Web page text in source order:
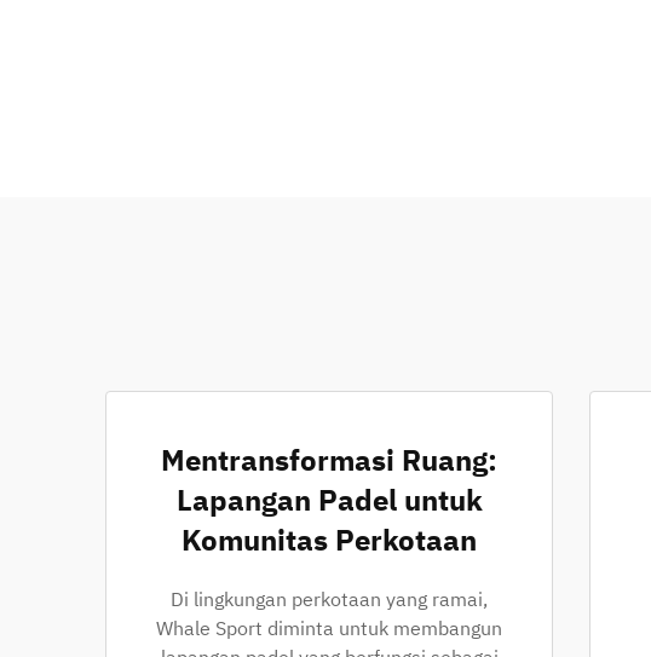
Mentransformasi Ruang:
Lapangan Padel untuk
Komunitas Perkotaan
Di lingkungan perkotaan yang ramai,
Whale Sport diminta untuk membangun